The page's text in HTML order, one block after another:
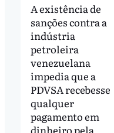
A existência de
sanções contra a
indústria
petroleira
venezuelana
impedia que a
PDVSA recebesse
qualquer
pagamento em
dinheiro pela